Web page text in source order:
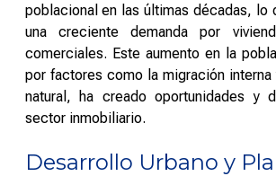
poblacional en las últimas décadas, lo
una creciente demanda por
comerciales. Este aumento en la
por factores como la migración
natural, ha creado oportunidades y
sector inmobiliario.
Desarrollo Urbano y